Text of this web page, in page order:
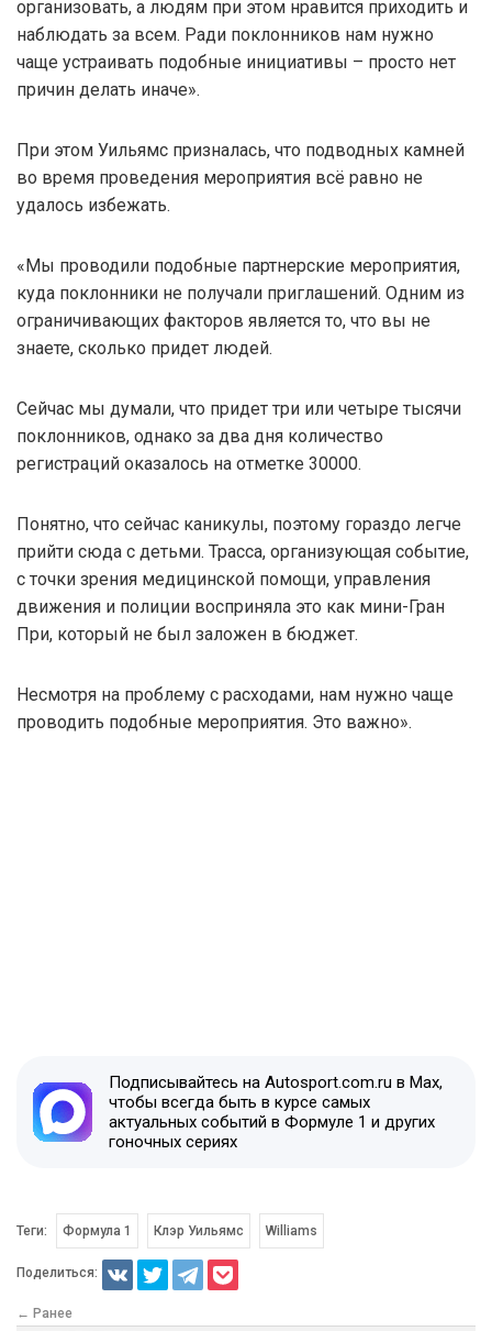
организовать, а людям при этом нравится приходить и
наблюдать за всем. Ради поклонников нам нужно
чаще устраивать подобные инициативы – просто нет
причин делать иначе».
При этом Уильямс призналась, что подводных камней
во время проведения мероприятия всё равно не
удалось избежать.
«Мы проводили подобные партнерские мероприятия,
куда поклонники не получали приглашений. Одним из
ограничивающих факторов является то, что вы не
знаете, сколько придет людей.
Сейчас мы думали, что придет три или четыре тысячи
поклонников, однако за два дня количество
регистраций оказалось на отметке 30000.
Понятно, что сейчас каникулы, поэтому гораздо легче
прийти сюда с детьми. Трасса, организующая событие,
с точки зрения медицинской помощи, управления
движения и полиции восприняла это как мини-Гран
При, который не был заложен в бюджет.
Несмотря на проблему с расходами, нам нужно чаще
проводить подобные мероприятия. Это важно».
Подписывайтесь на Autosport.com.ru в Max,
чтобы всегда быть в курсе самых
актуальных событий в Формуле 1 и других
гоночных сериях
Теги: Формула 1 Клэр Уильямс Williams
Поделиться:
← Ранее